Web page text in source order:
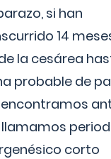
si han
14
la cesárea
probable de
corto